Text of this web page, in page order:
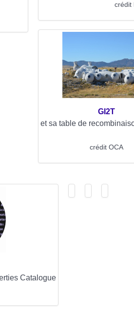
crédit
GI2T
et sa table de
crédit OCA
Catalogue